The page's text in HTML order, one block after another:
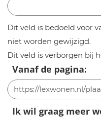
Dit veld is bedoeld voor
niet worden gewijzigd.
Dit veld is verborgen bij
Vanaf de pagina:
Ik wil graag meer